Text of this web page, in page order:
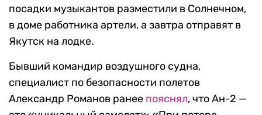
посадки музыкантов разместили в Солнечном,
в доме работника артели, а завтра отправят в
Якутск на лодке.
Бывший командир воздушного судна,
специалист по безопасности полетов
Александр Романов ранее пояснял, что Ан-2 —